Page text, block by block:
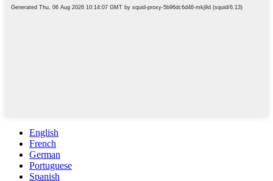
English
French
German
Portuguese
Spanish